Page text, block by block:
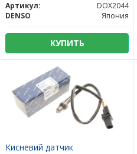
Артикул:
DOX2044
DENSO
Япония
КУПИТЬ
Кисневий датчик